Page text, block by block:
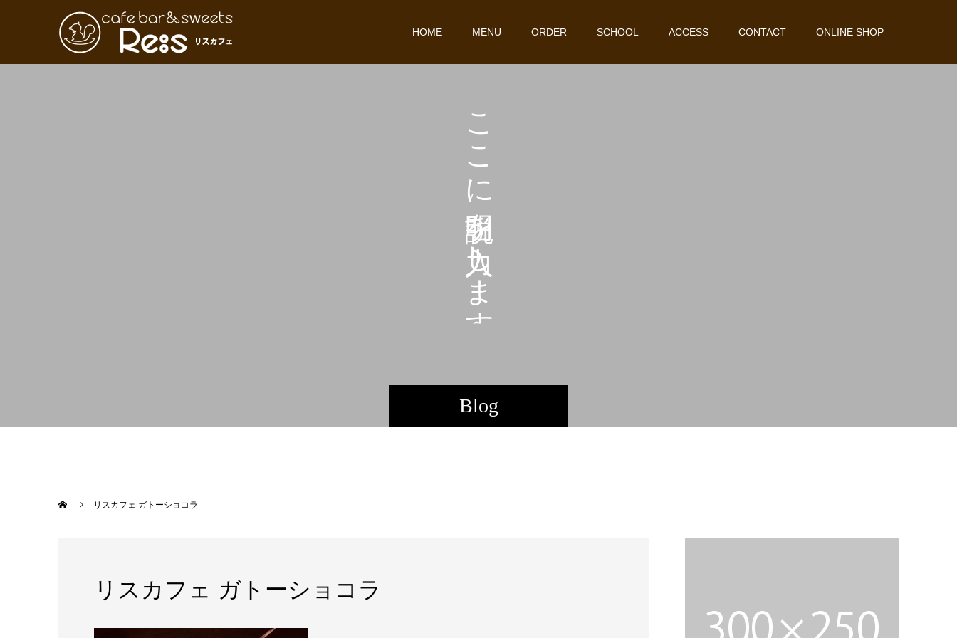
HOME MENU ORDER SCHOOL ACCESS CONTACT ONLINE SHOP
Blog
こ
に
を
し
ま
す
。
リスカフェ ガトーショコラ
リスカフェ ガトーショコラ